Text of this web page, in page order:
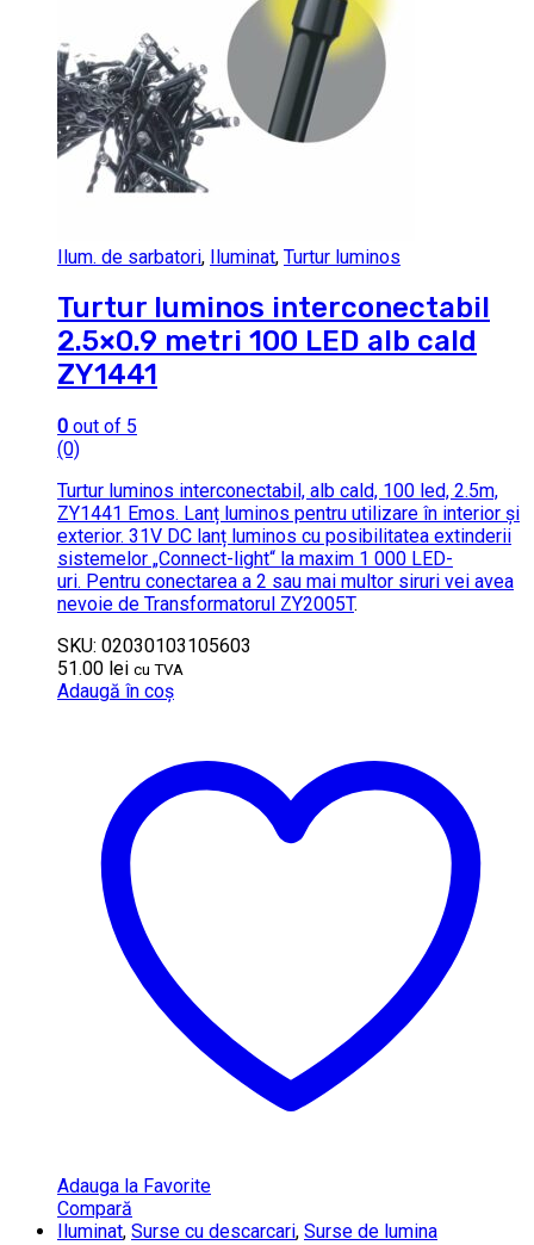
Ilum. de sarbatori, Iluminat, Turtur luminos
Turtur luminos interconectabil
2.5×0.9 metri 100 LED alb cald
ZY1441
0 out of 5
(0)
Turtur luminos interconectabil, alb cald, 100 led, 2.5m,
ZY1441 Emos. Lanț luminos pentru utilizare în interior și
exterior. 31V DC lanț luminos cu posibilitatea extinderii
sistemelor „Connect-light“ la maxim 1 000 LED-
uri. Pentru conectarea a 2 sau mai multor siruri vei avea
nevoie de Transformatorul ZY2005T.
SKU: 02030103105603
51.00 lei cu TVA
Adaugă în coș
Adauga la Favorite
Compară
Iluminat, Surse cu descarcari, Surse de lumina